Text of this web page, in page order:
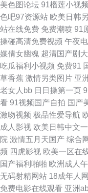
亚洲精品人妻 午夜福利一区
性福五月天激情 久久伊人蜜
日人妖 五月天色社区 亚洲淫
99热久 久久福利社视频 操
级片 五月天黄色网址 欧美
三级网站 影音先锋精品av
AV福利 久草资源免费福利网
久久草电影 欧日美小视频
美色图论坛 91榴莲小视频
色吧97资源站 欧美日韩
站在线免费 免费潮喷 91
操碰高清免费视频 午夜
媒倩女幽魂 超清国产剧
吃瓜福利小视频 免费91
草香蕉 激情另类图片 亚
老女人bb 日日操第一页
看 91视频国产自拍 国产
激吻视频 极品性爱导航
成人影视 欧美日韩中文
院 激情五月天国产 综合
频 四虎影视 欧美一区在
国产福利啪啪 欧洲成人
无码射精网站 18成年人
免费电影在线观看 亚洲